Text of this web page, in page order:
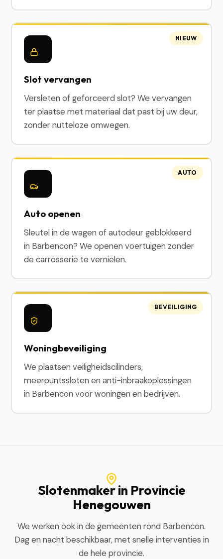
Slot vervangen
Versleten of geforceerd slot? We vervangen
ter plaatse met materiaal dat past bij uw deur,
zonder nutteloze omwegen.
NIEUW
Auto openen
Sleutel in de wagen of autodeur geblokkeerd
in Barbencon? We openen voertuigen zonder
de carrosserie te vernielen.
AUTO
Woningbeveiliging
We plaatsen veiligheidscilinders,
meerpuntssloten en anti-inbraakoplossingen
in Barbencon voor woningen en bedrijven.
BEVEILIGING
Slotenmaker in Provincie
Henegouwen
We werken ook in de gemeenten rond Barbencon.
Dag en nacht beschikbaar, met snelle interventies in
de hele provincie.